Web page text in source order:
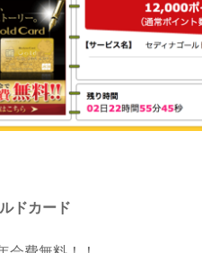
ドカード